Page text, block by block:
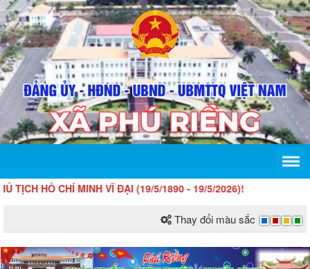
HỒ CHÍ MINH VĨ ĐẠI (19/5/1890 - 19/5/2026)!
Thay đổi màu sắc